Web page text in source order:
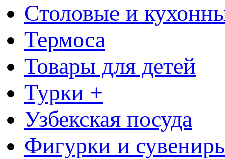
Столовые и
Термоса
Товары для детей
Турки +
Узбекская посуда
Фигурки и